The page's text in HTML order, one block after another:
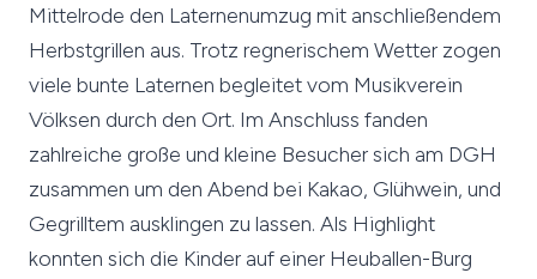
Mittelrode den Laternenumzug mit anschließendem
Herbstgrillen aus. Trotz regnerischem Wetter zogen
viele bunte Laternen begleitet vom Musikverein
Völksen durch den Ort. Im Anschluss fanden
zahlreiche große und kleine Besucher sich am DGH
zusammen um den Abend bei Kakao, Glühwein, und
Gegrilltem ausklingen zu lassen. Als Highlight
konnten sich die Kinder auf einer Heuballen-Burg